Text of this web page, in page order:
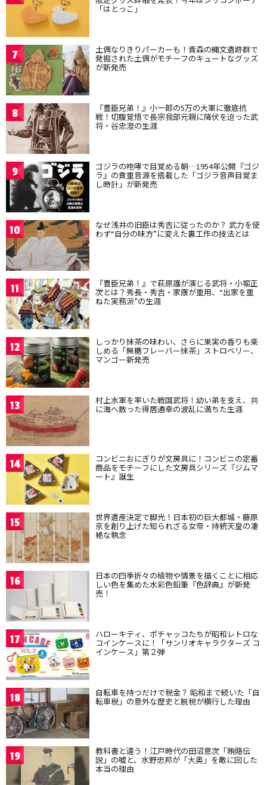
「はとっこ」
7 土偶なりきりパーカーも！青森の縄文遺跡群で
発掘された土偶がモチーフのキュートなグッズ
が新発売
8 『豊臣兄弟！』小一郎の5万の大軍に徹底抗
戦！切腹覚悟で長宗我部元親に降伏を迫った武
将・谷忠澄の生涯
9 ゴジラの咆哮で目覚める朝…1954年公開『ゴジ
ラ』の貴重音源を搭載した「ゴジラ音声目覚ま
し時計」が新発売
10 なぜ浅井の旧臣は秀吉に従ったのか？ 武力を使
わず“自分の味方”に変えた裏工作の技法とは
11 『豊臣兄弟！』で萩原護が演じる武将・小堀正
次とは？秀長・秀吉・家康が重用、“出家を重
ねた実務派”の生涯
12 しっかり抹茶の味わい、さらに果実の香りも楽
しめる「無糖フレーバー抹茶」ストロベリー、
マンゴー新発売
13 村上水軍を率いた戦国武将！幼い弟を支え、共
に海へ散った得居通幸の波乱に満ちた生涯
14 コンビニおにぎりが文房具に！コンビニの定番
商品をモチーフにした文房具シリーズ『ジムマ
ート』誕生
15 世界遺産決定で脚光！日本初の巨大都城・藤原
京を創り上げた知られざる女帝・持統天皇の凄
絶な執念
16 日本の四季折々の植物や情景を描くことに相応
しい色を集めた水彩色鉛筆『色辞典』が新発
売！
17 ハローキティ、ポチャッコたちが昭和レトロな
コインケースに！「サンリオキャラクターズ コ
インケース」第２弾
18 自転車を持つだけで税金？ 昭和まで続いた「自
転車税」の意外な歴史と脱税が横行した理由
19 教科書と違う！江戸時代の田沼意次「賄賂伝
説」の嘘と、水野忠邦が「大奥」を敵に回した
本当の理由